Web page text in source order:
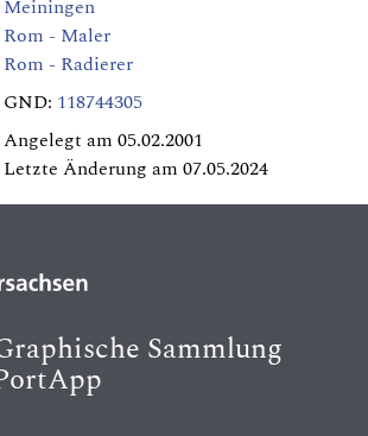
Meiningen
Rom - Maler
Rom - Radierer
GND: 118744305
Angelegt am 05.02.2001
Letzte Änderung am 07.05.2024
Sammlung